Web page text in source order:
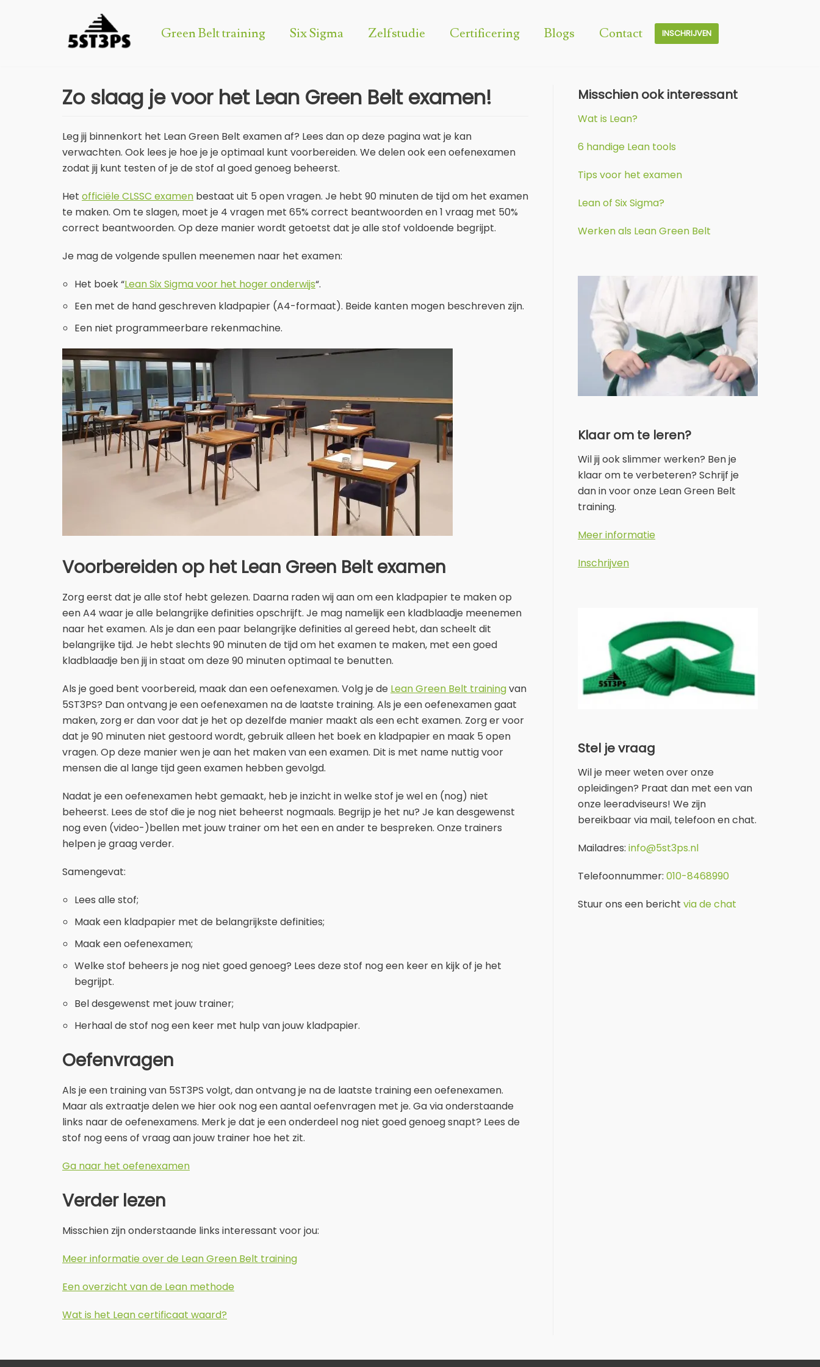
Green Belt training Six Sigma Zelfstudie Certificering Blogs Contact INSCHRIJVEN
Zo slaag je voor het Lean Green Belt examen!
Leg jij binnenkort het Lean Green Belt examen af? Lees dan op deze pagina wat je kan
verwachten. Ook lees je hoe je je optimaal kunt voorbereiden. We delen ook een oefenexamen
zodat jij kunt testen of je de stof al goed genoeg beheerst.
Het officiële CLSSC examen bestaat uit 5 open vragen. Je hebt 90 minuten de tijd om het examen
te maken. Om te slagen, moet je 4 vragen met 65% correct beantwoorden en 1 vraag met 50%
correct beantwoorden. Op deze manier wordt getoetst dat je alle stof voldoende begrijpt.
Je mag de volgende spullen meenemen naar het examen:
Het boek “Lean Six Sigma voor het hoger onderwijs“.
Een met de hand geschreven kladpapier (A4-formaat). Beide kanten mogen beschreven zijn.
Een niet programmeerbare rekenmachine.
Voorbereiden op het Lean Green Belt examen
Zorg eerst dat je alle stof hebt gelezen. Daarna raden wij aan om een kladpapier te maken op
een A4 waar je alle belangrijke definities opschrijft. Je mag namelijk een kladblaadje meenemen
naar het examen. Als je dan een paar belangrijke definities al gereed hebt, dan scheelt dit
belangrijke tijd. Je hebt slechts 90 minuten de tijd om het examen te maken, met een goed
kladblaadje ben jij in staat om deze 90 minuten optimaal te benutten.
Als je goed bent voorbereid, maak dan een oefenexamen. Volg je de Lean Green Belt trainingvan
5ST3PS? Dan ontvang je een oefenexamen na de laatste training. Als je een oefenexamen gaat
maken, zorg er dan voor dat je het op dezelfde manier maakt als een echt examen. Zorg er voor
dat je 90 minuten niet gestoord wordt, gebruik alleen het boek en kladpapier en maak 5 open
vragen. Op deze manier wen je aan het maken van een examen. Dit is met name nuttig voor
mensen die al lange tijd geen examen hebben gevolgd.
Nadat je een oefenexamen hebt gemaakt, heb je inzicht in welke stof je wel en (nog) niet
beheerst. Lees de stof die je nog niet beheerst nogmaals. Begrijp je het nu? Je kan desgewenst
nog even (video-)bellen met jouw trainer om het een en ander te bespreken. Onze trainers
helpen je graag verder.
Samengevat:
Lees alle stof;
Maak een kladpapier met de belangrijkste definities;
Maak een oefenexamen;
Welke stof beheers je nog niet goed genoeg? Lees deze stof nog een keer en kijk of je het
begrijpt.
Bel desgewenst met jouw trainer;
Herhaal de stof nog een keer met hulp van jouw kladpapier.
Oefenvragen
Als je een training van 5ST3PS volgt, dan ontvang je na de laatste training een oefenexamen.
Maar als extraatje delen we hier ook nog een aantal oefenvragen met je. Ga via onderstaande
links naar de oefenexamens. Merk je dat je een onderdeel nog niet goed genoeg snapt? Lees de
stof nog eens of vraag aan jouw trainer hoe het zit.
Ga naar het oefenexamen
Verder lezen
Misschien zijn onderstaande links interessant voor jou:
Meer informatie over de Lean Green Belt training
Een overzicht van de Lean methode
Wat is het Lean certificaat waard?
Misschien ook interessant
Wat is Lean?
6 handige Lean tools
Tips voor het examen
Lean of Six Sigma?
Werken als Lean Green Belt
Klaar om te leren?
Wil jij ook slimmer werken? Ben je
klaar om te verbeteren? Schrijf je
dan in voor onze Lean Green Belt
training.
Meer informatie
Inschrijven
Stel je vraag
Wil je meer weten over onze
opleidingen? Praat dan met een van
onze leeradviseurs! We zijn
bereikbaar via mail, telefoon en chat.
Mailadres: info@5st3ps.nl
Telefoonnummer: 010-8468990
Stuur ons een bericht via de chat